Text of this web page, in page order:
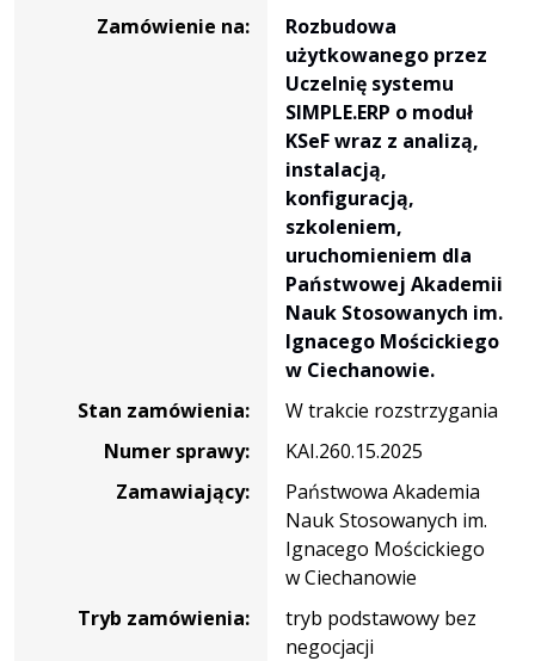
zamówienia
instalacją,
konfiguracją,
uruchomieniem
Zamówienie na:
Rozbudowa
użytkowanego przez
Uczelnię systemu
SIMPLE.ERP o moduł
KSeF wraz z analizą,
instalacją,
konfiguracją,
szkoleniem,
uruchomieniem dla
Państwowej Akademii
Nauk Stosowanych im.
Ignacego Mościckiego
w Ciechanowie.
Stan zamówienia:
W trakcie rozstrzygania
Numer sprawy:
KAI.260.15.2025
Zamawiający:
Państwowa Akademia
Nauk Stosowanych im.
Ignacego Mościckiego
w Ciechanowie
Tryb zamówienia:
tryb podstawowy bez
negocjacji